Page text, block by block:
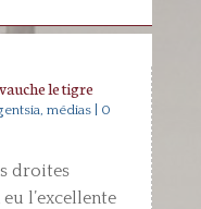
le tigre
médias| 0
droites
l’excellente